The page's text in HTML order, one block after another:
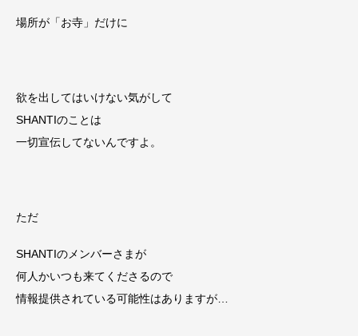
場所が「お寺」だけに
欲を出してはいけない気がして
SHANTIのことは
一切宣伝してないんですよ。
ただ
SHANTIのメンバーさまが
何人かいつも来てくださるので
情報提供されている可能性はありますが…